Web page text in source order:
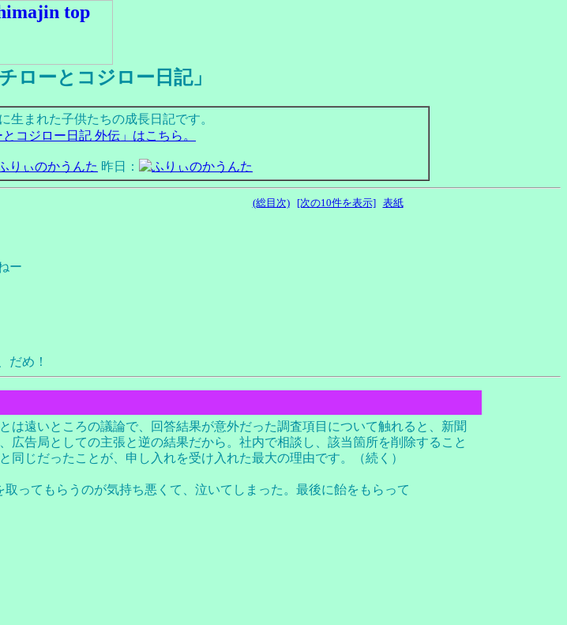
ローとコジロー日記」
生まれた子供たちの成長日記です。
コジロー日記 外伝」はこちら。
昨日：
(総目次) [次の10件を表示] 表紙
ー
だめ！
は遠いところの議論で、回答結果が意外だった調査項目について触れると、新聞
告局としての主張と逆の結果だから。社内で相談し、該当箇所を削除すること
じだったことが、申し入れを受け入れた最大の理由です。（続く）
ってもらうのが気持ち悪くて、泣いてしまった。最後に飴をもらって